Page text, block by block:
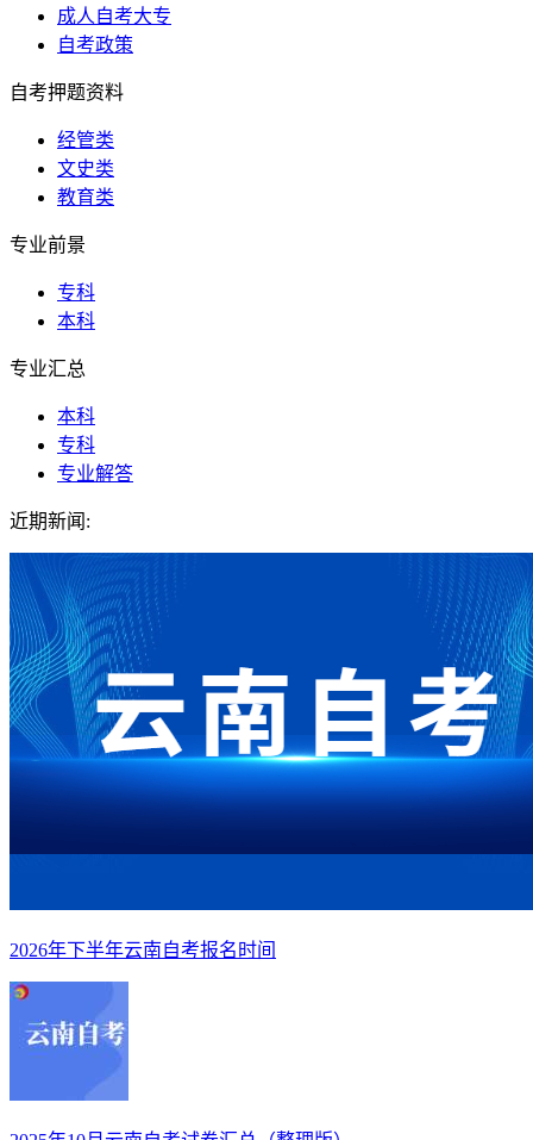
成人自考大专
自考政策
自考押题资料
经管类
文史类
教育类
专业前景
专科
本科
专业汇总
本科
专科
专业解答
近期新闻:
2026年下半年云南自考报名时间